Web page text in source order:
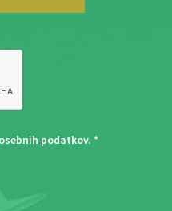
podatkov. *